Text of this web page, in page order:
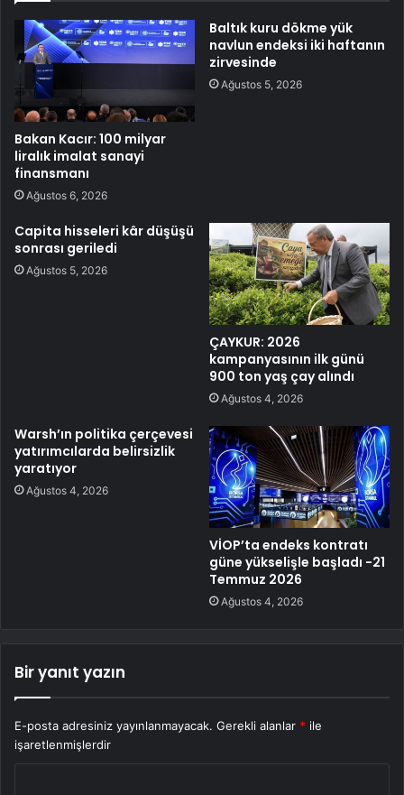
Bakan Kacır: 100 milyar
liralık imalat sanayi
finansmanı
Ağustos 6, 2026
Baltık kuru dökme yük
navlun endeksi iki haftanın
zirvesinde
Ağustos 5, 2026
Capita hisseleri kâr düşüşü
sonrası geriledi
Ağustos 5, 2026
ÇAYKUR: 2026
kampanyasının ilk günü
900 ton yaş çay alındı
Ağustos 4, 2026
Warsh’ın politika çerçevesi
yatırımcılarda belirsizlik
yaratıyor
Ağustos 4, 2026
VİOP’ta endeks kontratı
güne yükselişle başladı -21
Temmuz 2026
Ağustos 4, 2026
Bir yanıt yazın
E-posta adresiniz yayınlanmayacak. Gerekli alanlar * ile
işaretlenmişlerdir